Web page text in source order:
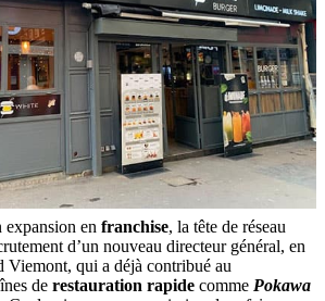
en franchise, la tête de réseau
d’un nouveau directeur général, en
Viemont, qui a déjà contribué au
de restauration rapide comme Pokawa